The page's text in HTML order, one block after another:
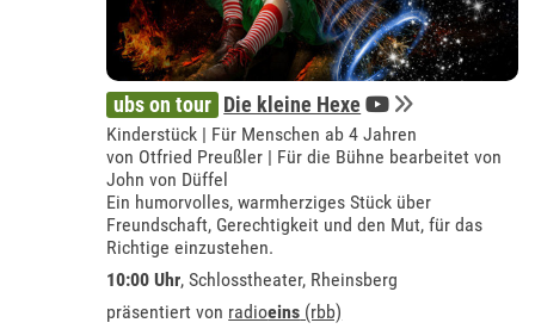
ubs on tour Die kleine Hexe
Kinderstück | Für Menschen ab 4 Jahren
von Otfried Preußler | Für die Bühne bearbeitet von
John von Düffel
Ein humorvolles, warmherziges Stück über
Freundschaft, Gerechtigkeit und den Mut, für das
Richtige einzustehen.
10:00 Uhr,Schlosstheater, Rheinsberg
präsentiert von radioeins (rbb)